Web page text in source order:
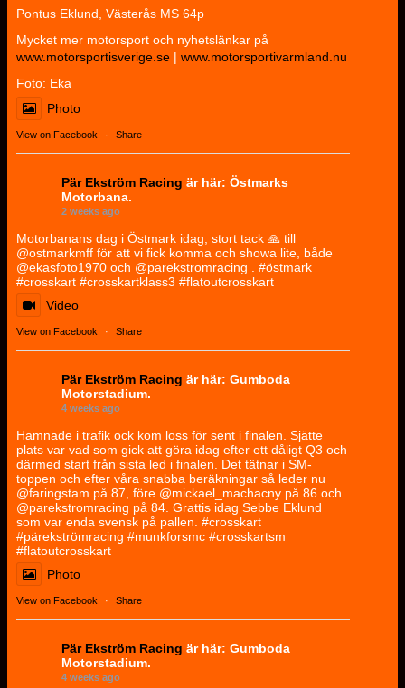
Pontus Eklund, Västerås MS 64p
Mycket mer motorsport och nyhetslänkar på
www.motorsportisverige.se | www.motorsportivarmland.nu
Foto: Eka
Photo
View on Facebook · Share
Pär Ekström Racing är här: Östmarks
Motorbana.
2 weeks ago
Motorbanans dag i Östmark idag, stort tack 🙏 till
@ostmarkmff för att vi fick komma och showa lite, både
@ekasfoto1970 och @parekstromracing . #östmark
#crosskart #crosskartklass3 #flatoutcrosskart
Video
View on Facebook · Share
Pär Ekström Racing är här: Gumboda
Motorstadium.
4 weeks ago
Hamnade i trafik ock kom loss för sent i finalen. Sjätte
plats var vad som gick att göra idag efter ett dåligt Q3 och
därmed start från sista led i finalen. Det tätnar i SM-
toppen och efter våra snabba beräkningar så leder nu
@faringstam på 87, före @mickael_machacny på 86 och
@parekstromracing på 84. Grattis idag Sebbe Eklund
som var enda svensk på pallen. #crosskart
#pärekströmracing #munkforsmc #crosskartsm
#flatoutcrosskart
Photo
View on Facebook · Share
Pär Ekström Racing är här: Gumboda
Motorstadium.
4 weeks ago